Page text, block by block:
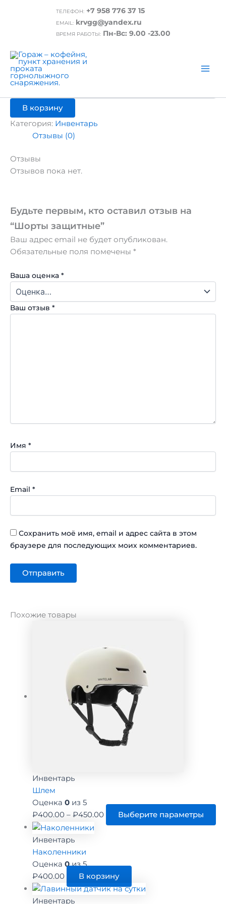
ТЕЛЕФОН: +7 958 776 37 15
EMAIL: krvgg@yandex.ru
ВРЕМЯ РАБОТЫ:Пн-Вс: 9.00 -23.00
Инвентарь/ Шорты защитные
₽500.00
Количество
Шорты
защитные
В корзину
Категория: Инвентарь
Отзывы (0)
Отзывы
Отзывов пока нет.
Будьте первым, кто оставил отзыв на
“Шорты защитные”
Ваш адрес email не будет опубликован.
Обязательные поля помечены *
Ваша оценка *
Ваш отзыв *
Имя *
Email *
Сохранить моё имя, email и адрес сайта в этом
браузере для последующих моих комментариев.
Похожие товары
Инвентарь
Шлем
Оценка 0из 5
₽400.00 – ₽450.00Диапазон
цен:
Выберите параметры
Инвентарь
Наколенники
Оценка 0из 5
₽400.00 В корзину
Инвентарь